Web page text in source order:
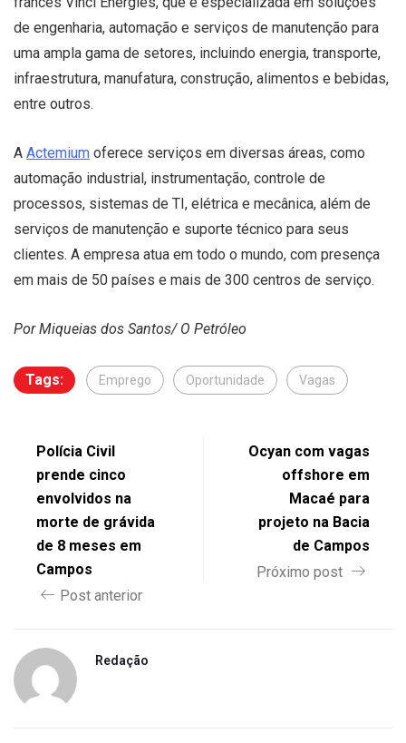
de engenharia, automação e serviços de manutenção para
uma ampla gama de setores, incluindo energia, transporte,
infraestrutura, manufatura, construção, alimentos e bebidas,
entre outros.
A Actemium oferece serviços em diversas áreas, como
automação industrial, instrumentação, controle de
processos, sistemas de TI, elétrica e mecânica, além de
serviços de manutenção e suporte técnico para seus
clientes. A empresa atua em todo o mundo, com presença
em mais de 50 países e mais de 300 centros de serviço.
Por Miqueias dos Santos/ O Petróleo
Tags: Emprego Oportunidade Vagas
Polícia Civil
prende cinco
envolvidos na
morte de grávida
de 8 meses em
Campos
Post anterior
Ocyan com vagas
offshore em
Macaé para
projeto na Bacia
de Campos
Próximo post
Redação